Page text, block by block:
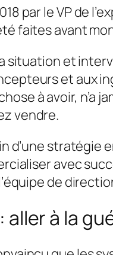
par le VP de
faites avant
situation et
et aux
à avoir, n’a
vendre.
d’une
avec
de
à la